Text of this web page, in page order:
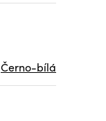
Černo-bílá